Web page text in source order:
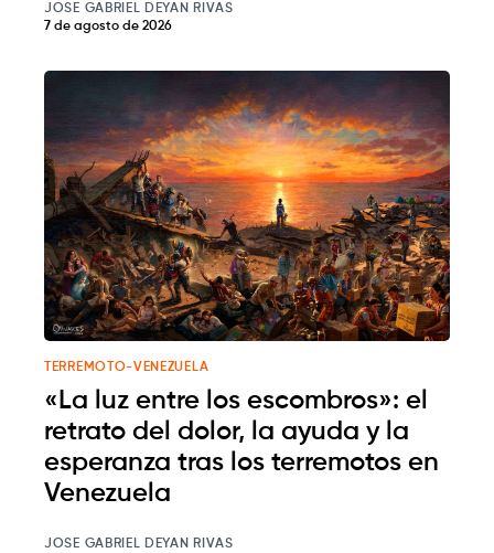
JOSE GABRIEL DEYAN RIVAS
7 de agosto de 2026
TERREMOTO-VENEZUELA
«La luz entre los escombros»: el
retrato del dolor, la ayuda y la
esperanza tras los terremotos en
Venezuela
JOSE GABRIEL DEYAN RIVAS